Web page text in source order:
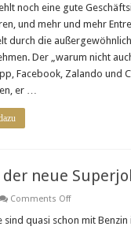
Die
6
Startups
des
noch eine gute
und mehr und mehr
durch die
Der „warum nicht
Facebook, Zalando und
er …
neue
Comments Offon
–
quasi schon mit